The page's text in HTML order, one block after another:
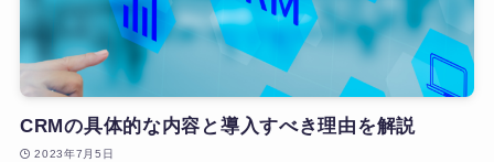
CRMの具体的な内容と導入すべき理由を解説
2023年7月5日